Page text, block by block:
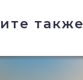
также